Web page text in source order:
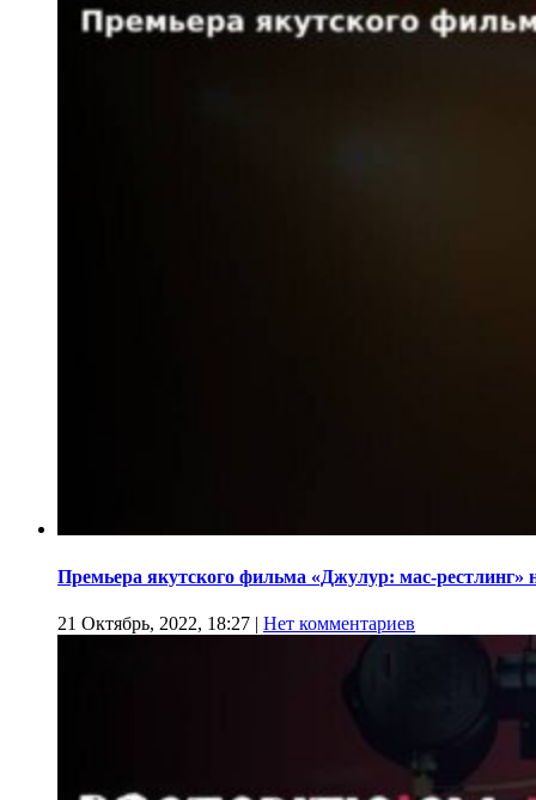
Премьера якутского фильма «Джулур: мас-рестлинг»
21 Октябрь, 2022, 18:27 | Нет комментариев